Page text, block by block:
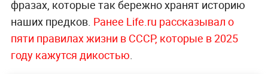
фразах, которые так бережно хранят историю
наших предков. Ранее Life.ru рассказывал о
пяти правилах жизни в СССР, которые в 2025
году кажутся дикостью.